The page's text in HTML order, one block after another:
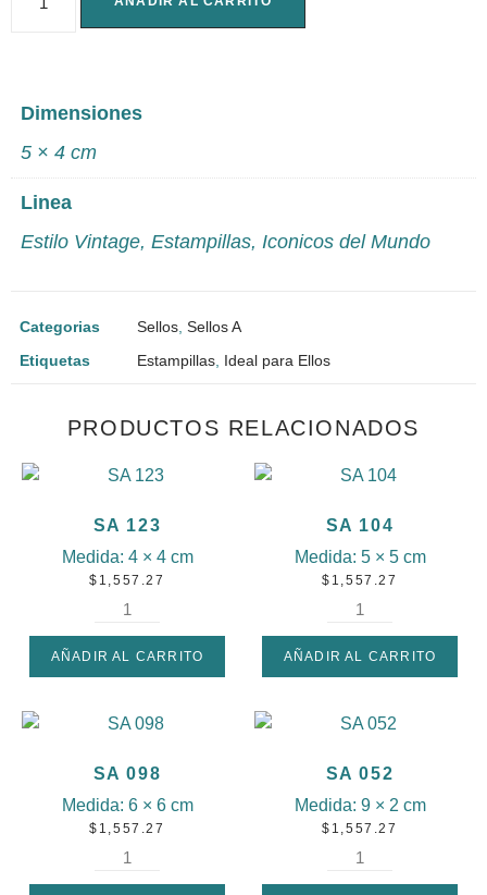
Dimensiones
5 × 4 cm
Linea
Estilo Vintage, Estampillas, Iconicos del Mundo
Categorias Sellos Sellos A
Etiquetas
Estampillas Ideal para Ellos
PRODUCTOS RELACIONADOS
SA 123
Medida: 4 × 4 cm
$ 1,557.27
AÑADIR AL CARRITO
SA 104
Medida: 5 × 5 cm
$ 1,557.27
AÑADIR AL CARRITO
SA 098
Medida: 6 × 6 cm
$ 1,557.27
SA 052
Medida: 9 × 2 cm
$ 1,557.27